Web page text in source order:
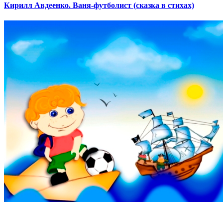
Кирилл Авдеенко. Ваня-футболист (сказка в стихах)